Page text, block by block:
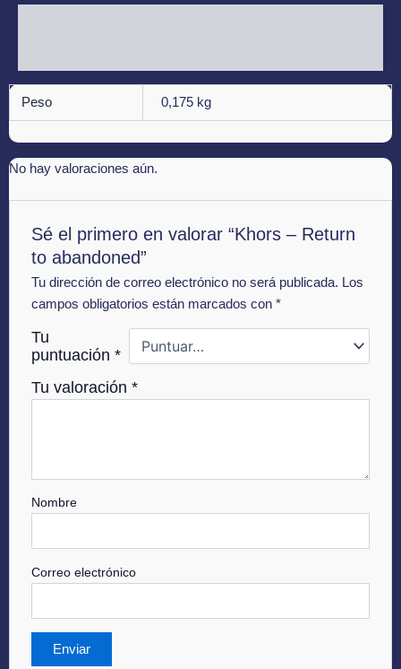
Peso 0,175 kg
No hay valoraciones aún.
Sé el primero en valorar “Khors – Return
to abandoned”
Tu dirección de correo electrónico no será publicada. Los
campos obligatorios están marcados con*
Tu
puntuación*
Tu valoración*
Nombre
Correo electrónico